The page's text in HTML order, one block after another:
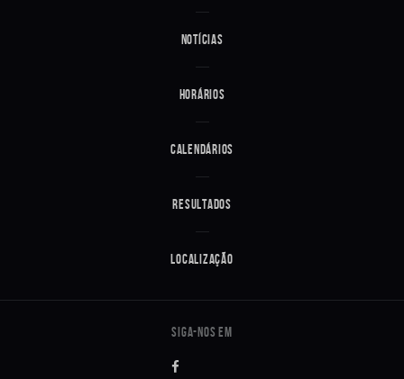
Notícias
Horários
Calendários
Resultados
Localização